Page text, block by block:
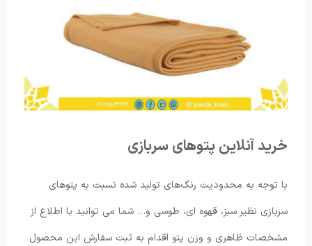
خرید آنلاین پتوهای سربازی
با توجه به محدودیت رنگ‌های تولید شده نسبت به پتوهای
سربازی نظیر سبز، قهوه ای، طوسی و… شما می توانید با اطلاع از
مشخصات ظاهری و وزن پتو اقدام به ثبت سفارش این محصول